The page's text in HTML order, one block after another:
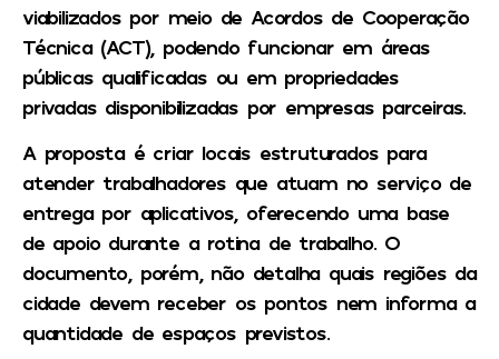
viabilizados por meio de Acordos de Cooperação
Técnica (ACT), podendo funcionar em áreas
públicas qualificadas ou em propriedades
privadas disponibilizadas por empresas parceiras.
A proposta é criar locais estruturados para
atender trabalhadores que atuam no serviço de
entrega por aplicativos, oferecendo uma base
de apoio durante a rotina de trabalho. O
documento, porém, não detalha quais regiões da
cidade devem receber os pontos nem informa a
quantidade de espaços previstos.